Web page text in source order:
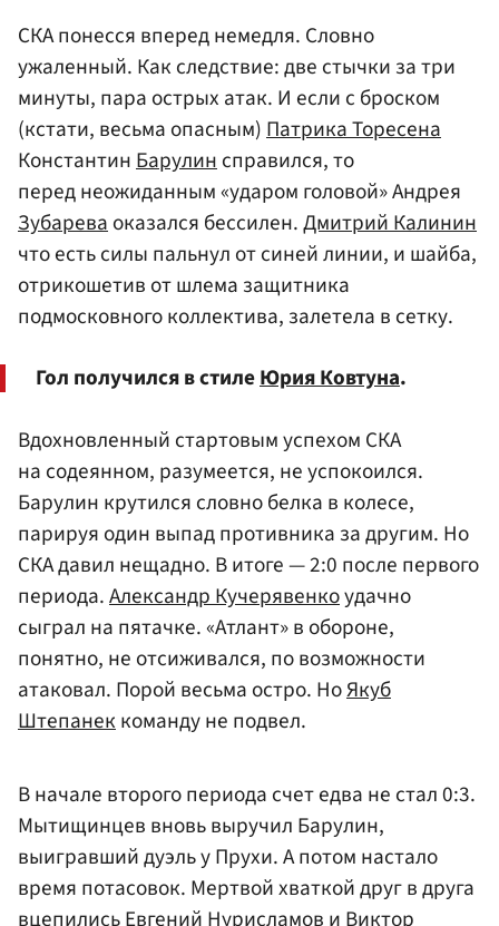
СКА понесся вперед немедля. Словно
ужаленный. Как следствие: две стычки за три
минуты, пара острых атак. И если с броском
(кстати, весьма опасным)Патрика Торесена
КонстантинБарулинсправился, то
перед неожиданным «ударом головой» Андрея
Зубареваоказался бессилен.Дмитрий Калинин
что есть силы пальнул от синей линии, и шайба,
отрикошетив от шлема защитника
подмосковного коллектива, залетела в сетку.
Гол получился в стилеЮрия Ковтуна.
Вдохновленный стартовым успехом СКА
на содеянном, разумеется, не успокоился.
Барулин крутился словно белка в колесе,
парируя один выпад противника за другим. Но
СКА давил нещадно. В итоге — 2:0 после первого
периода.Александр Кучерявенкоудачно
сыграл на пятачке. «Атлант» в обороне,
понятно, не отсиживался, по возможности
атаковал. Порой весьма остро. НоЯкуб
Штепанеккоманду не подвел.
В начале второго периода счет едва не стал 0:3.
Мытищинцев вновь выручил Барулин,
выигравший дуэль у Прухи. А потом настало
время потасовок. Мертвой хваткой друг в друга
вцепилисьЕвгений Нурисламов и Виктор